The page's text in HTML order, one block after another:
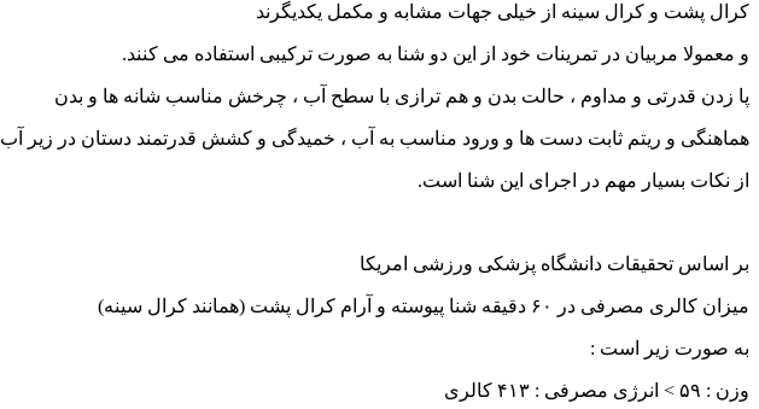
کرال پشت و کرال سینه از خیلی جهات مشابه و مکمل یکدیگرند
و معمولا مربیان در تمرینات خود از این دو شنا به صورت ترکیبی استفاده می کنند.
پا زدن قدرتی و مداوم ، حالت بدن و هم ترازی با سطح آب ، چرخش مناسب شانه ها و بدن
هماهنگی و ریتم ثابت دست ها و ورود مناسب به آب ، خمیدگی و کشش قدرتمند دستان در زیر آب
از نکات بسیار مهم در اجرای این شنا است.
بر اساس تحقیقات دانشگاه پزشکی ورزشی امریکا
میزان کالری مصرفی در ۶۰ دقیقه شنا پیوسته و آرام کرال پشت (همانند کرال سینه)
به صورت زیر است :
وزن : ۵۹ > انرژی مصرفی : ۴۱۳ کالری